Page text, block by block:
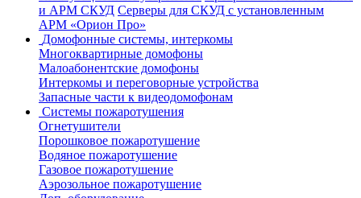
и АРМ СКУД Серверы для СКУД с установленным
АРМ «Орион Про»
Домофонные системы, интеркомы
Многоквартирные домофоны
Малоабонентские домофоны
Интеркомы и переговорные устройства
Запасные части к видеодомофонам
Системы пожаротушения
Огнетушители
Порошковое пожаротушение
Водяное пожаротушение
Газовое пожаротушение
Аэрозольное пожаротушение